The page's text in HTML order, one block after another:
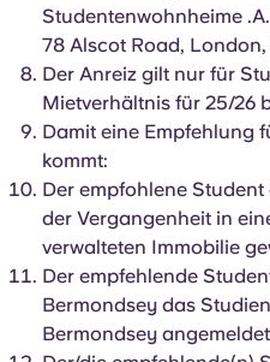
Italian
Studentenwohnheime
78 Alscot Road, London,
Der Anreiz gilt nur für
Mietverhältnis für 25/26
Damit eine Empfehlung
kommt:
Der empfohlene
der Vergangenheit in
verwalteten Immobilie
Der empfehlende
Bermondsey das
Bermondsey